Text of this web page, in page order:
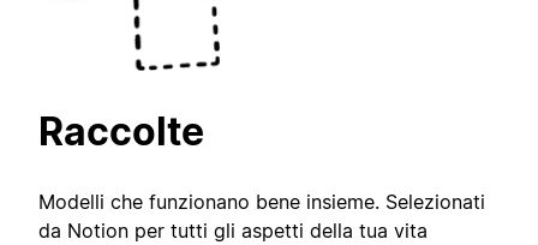
Raccolte
Modelli che funzionano bene insieme. Selezionati
da Notion per tutti gli aspetti della tua vita